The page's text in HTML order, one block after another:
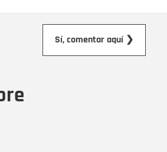
Sí, comentar aquí ❯